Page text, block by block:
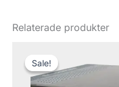
Relaterade produkter
Sale!
Sale!
priset
var: